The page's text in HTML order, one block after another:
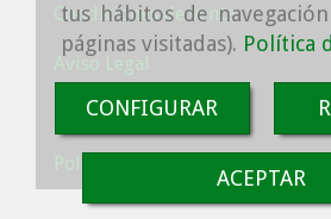
tus hábitos de
páginas visitadas). Política
CONFIGURAR
ACEPTAR
Condiciones de venta
Aviso Legal
Política de cookies
Política de Privacidad